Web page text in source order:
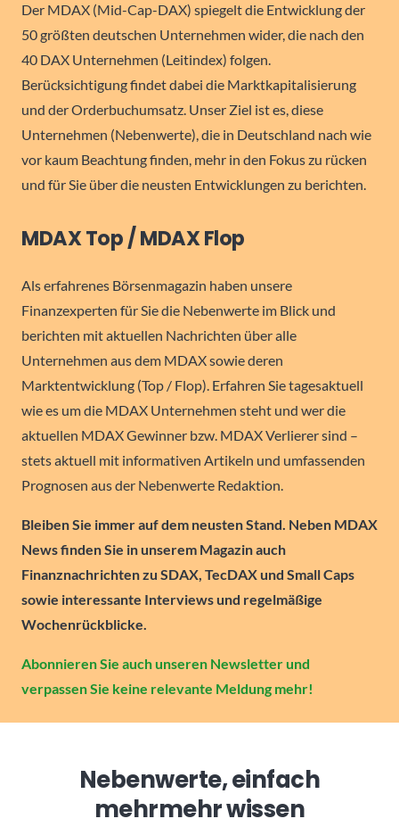
Der MDAX (Mid-Cap-DAX) spiegelt die Entwicklung der
50 größten deutschen Unternehmen wider, die nach den
40 DAX Unternehmen (Leitindex) folgen.
Berücksichtigung findet dabei die Marktkapitalisierung
und der Orderbuchumsatz. Unser Ziel ist es, diese
Unternehmen (Nebenwerte), die in Deutschland nach wie
vor kaum Beachtung finden, mehr in den Fokus zu rücken
und für Sie über die neusten Entwicklungen zu berichten.
MDAX Top / MDAX Flop
Als erfahrenes Börsenmagazin haben unsere
Finanzexperten für Sie die Nebenwerte im Blick und
berichten mit aktuellen Nachrichten über alle
Unternehmen aus dem MDAX sowie deren
Marktentwicklung (Top / Flop). Erfahren Sie tagesaktuell
wie es um die MDAX Unternehmen steht und wer die
aktuellen MDAX Gewinner bzw. MDAX Verlierer sind –
stets aktuell mit informativen Artikeln und umfassenden
Prognosen aus der Nebenwerte Redaktion.
Bleiben Sie immer auf dem neusten Stand. Neben MDAX
News finden Sie in unserem Magazin auch
Finanznachrichten zu SDAX, TecDAX und Small Caps
sowie interessante Interviews und regelmäßige
Wochenrückblicke.
Abonnieren Sie auch unseren Newsletter und
verpassen Sie keine relevante Meldung mehr!
Nebenwerte, einfach
mehrmehr wissen